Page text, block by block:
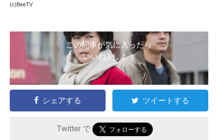
(c)BeeTV
この記事が気に入ったら
いいね ! しよう
シェアする ツイートする
Twitter で